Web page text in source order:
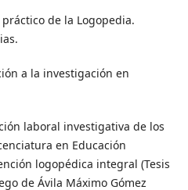
de la Logopedia.
a la investigación en
laboral investigativa de los
en Educación
logopédica integral (Tesis
de Ávila Máximo Gómez